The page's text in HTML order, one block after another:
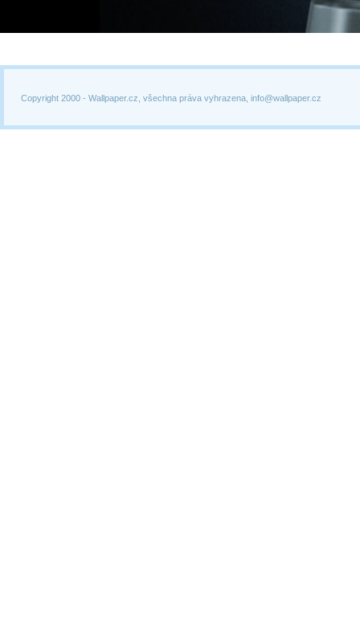
Copyright 2000 - Wallpaper.cz, všechna práva vyhrazena, info@wallpaper.cz